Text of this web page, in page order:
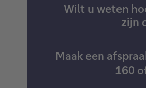
Wilt u weten
zijn
Maak een
160